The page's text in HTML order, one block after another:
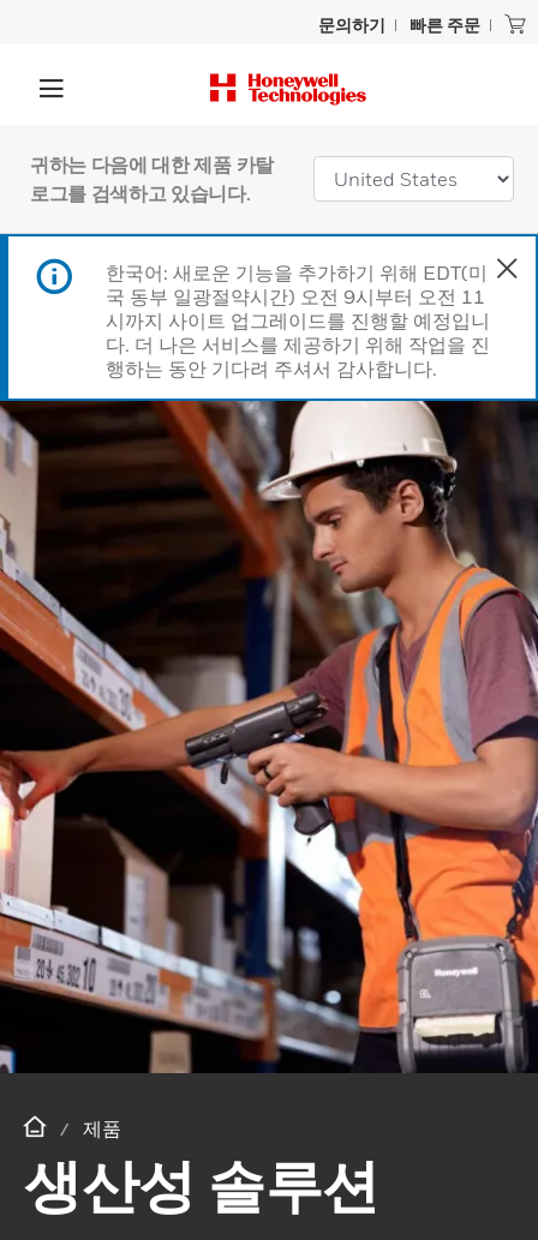
문의하기 빠른 주문
귀하는 다음에 대한 제품 카탈
로그를 검색하고 있습니다.
한국어: 새로운 기능을 추가하기 위해 EDT(미
국 동부 일광절약시간) 오전 9시부터 오전 11
시까지 사이트 업그레이드를 진행할 예정입니
다. 더 나은 서비스를 제공하기 위해 작업을 진
행하는 동안 기다려 주셔서 감사합니다.
제품
생산성 솔루션